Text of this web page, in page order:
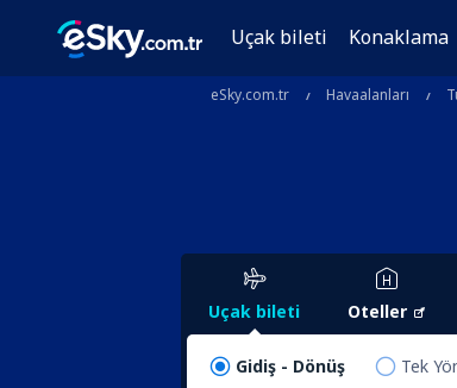
Uçak bileti Konaklama
eSky.com.tr Havaalanları
Uçak bileti Oteller
Gidiş - Dönüş Tek